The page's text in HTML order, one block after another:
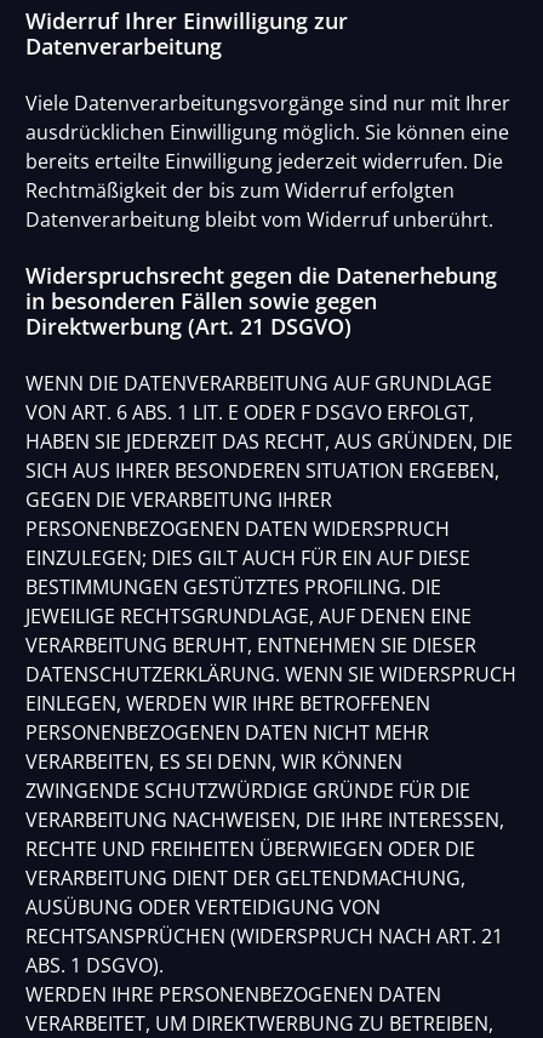
Widerruf Ihrer Einwilligung zur
Datenverarbeitung
Viele Datenverarbeitungsvorgänge sind nur mit Ihrer
ausdrücklichen Einwilligung möglich. Sie können eine
bereits erteilte Einwilligung jederzeit widerrufen. Die
Rechtmäßigkeit der bis zum Widerruf erfolgten
Datenverarbeitung bleibt vom Widerruf unberührt.
Widerspruchsrecht gegen die Datenerhebung
in besonderen Fällen sowie gegen
Direktwerbung (Art. 21 DSGVO)
WENN DIE DATENVERARBEITUNG AUF GRUNDLAGE
VON ART. 6 ABS. 1 LIT. E ODER F DSGVO ERFOLGT,
HABEN SIE JEDERZEIT DAS RECHT, AUS GRÜNDEN, DIE
SICH AUS IHRER BESONDEREN SITUATION ERGEBEN,
GEGEN DIE VERARBEITUNG IHRER
PERSONENBEZOGENEN DATEN WIDERSPRUCH
EINZULEGEN; DIES GILT AUCH FÜR EIN AUF DIESE
BESTIMMUNGEN GESTÜTZTES PROFILING. DIE
JEWEILIGE RECHTSGRUNDLAGE, AUF DENEN EINE
VERARBEITUNG BERUHT, ENTNEHMEN SIE DIESER
DATENSCHUTZERKLÄRUNG. WENN SIE WIDERSPRUCH
EINLEGEN, WERDEN WIR IHRE BETROFFENEN
PERSONENBEZOGENEN DATEN NICHT MEHR
VERARBEITEN, ES SEI DENN, WIR KÖNNEN
ZWINGENDE SCHUTZWÜRDIGE GRÜNDE FÜR DIE
VERARBEITUNG NACHWEISEN, DIE IHRE INTERESSEN,
RECHTE UND FREIHEITEN ÜBERWIEGEN ODER DIE
VERARBEITUNG DIENT DER GELTENDMACHUNG,
AUSÜBUNG ODER VERTEIDIGUNG VON
RECHTSANSPRÜCHEN (WIDERSPRUCH NACH ART. 21
ABS. 1 DSGVO).
WERDEN IHRE PERSONENBEZOGENEN DATEN
VERARBEITET, UM DIREKTWERBUNG ZU BETREIBEN,